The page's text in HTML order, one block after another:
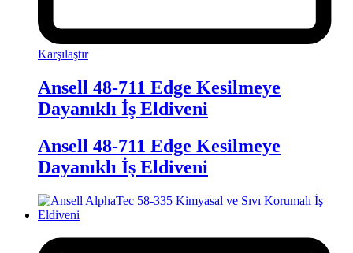
Karşılaştır
Ansell 48-711 Edge Kesilmeye
Dayanıklı İş Eldiveni
Ansell 48-711 Edge Kesilmeye
Dayanıklı İş Eldiveni